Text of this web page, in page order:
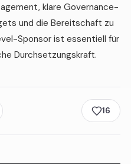
klare Governance-
und die Bereitschaft zu
Sponsor ist essentiell für
Durchsetzungskraft.
16